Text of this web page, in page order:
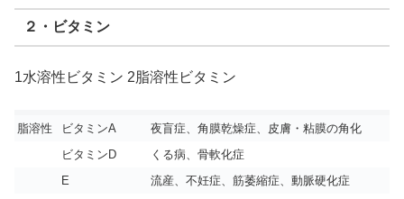
２・ビタミン
1水溶性ビタミン 2脂溶性ビタミン
脂溶性 ビタミンA
夜盲症、角膜乾燥症、皮膚・粘膜の角化
ビタミンD
くる病、骨軟化症
E
流産、不妊症、筋萎縮症、動脈硬化症